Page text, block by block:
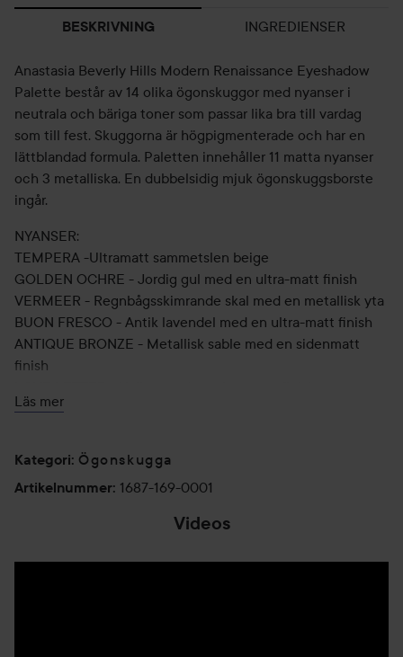
BESKRIVNING INGREDIENSER
Anastasia Beverly Hills Modern Renaissance Eyeshadow
Palette består av 14 olika ögonskuggor med nyanser i
neutrala och bäriga toner som passar lika bra till vardag
som till fest. Skuggorna är högpigmenterade och har en
lättblandad formula. Paletten innehåller 11 matta nyanser
och 3 metalliska. En dubbelsidig mjuk ögonskuggsborste
ingår.
NYANSER:
TEMPERA -Ultramatt sammetslen beige
GOLDEN OCHRE - Jordig gul med en ultra-matt finish
VERMEER - Regnbågsskimrande skal med en metallisk yta
BUON FRESCO - Antik lavendel med en ultra-matt finish
ANTIQUE BRONZE - Metallisk sable med en sidenmatt
finish
CYPRUS UMBER - Mörkt kaffe med en ultra-matt finish
WARM TAUPE - Jordig grå med en ultra-matt finish
VENETIAN RED - Crimson med en ultra-matt finish
RED OCHRE - Sienna med en ultra-matt finish
PRIMAVERA - Skimrande guldstoft med en metallisk yta
RAW SIENNA - Neutral bärnsten med en ultra-matt finish.
Läs mer
Kategori: Ögonskugga
Artikelnummer: 1687-169-0001
Videos